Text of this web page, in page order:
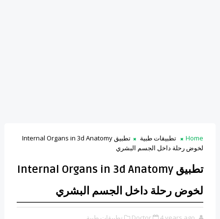
Home تطبيقات طبية
تطبيق Internal Organs in 3d Anatomy
لخوض رحلة داخل الجسم البشري
تطبيق Internal Organs in 3d Anatomy
لخوض رحلة داخل الجسم البشري